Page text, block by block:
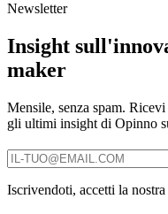
Newsletter
Insight
maker
Mensile, senza spam.
gli ultimi insight di Opinno
Iscrivendoti, accetti la